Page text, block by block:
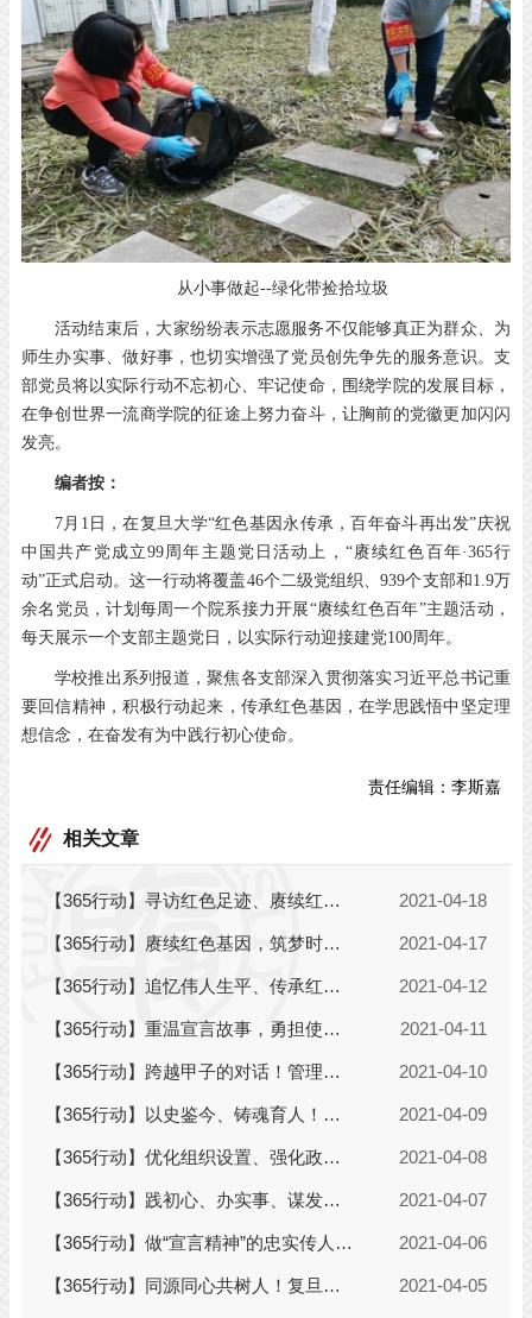
从小事做起--绿化带捡拾垃圾
活动结束后，大家纷纷表示志愿服务不仅能够真正为群众、为
师生办实事、做好事，也切实增强了党员创先争先的服务意识。支
部党员将以实际行动不忘初心、牢记使命，围绕学院的发展目标，
在争创世界一流商学院的征途上努力奋斗，让胸前的党徽更加闪闪
发亮。
编者按：
7月1日，在复旦大学“红色基因永传承，百年奋斗再出发”庆祝
中国共产党成立99周年主题党日活动上，“赓续红色百年·365行
动”正式启动。这一行动将覆盖46个二级党组织、939个支部和1.9万
余名党员，计划每周一个院系接力开展“赓续红色百年”主题活动，
每天展示一个支部主题党日，以实际行动迎接建党100周年。
学校推出系列报道，聚焦各支部深入贯彻落实习近平总书记重
要回信精神，积极行动起来，传承红色基因，在学思践悟中坚定理
想信念，在奋发有为中践行初心使命。
责任编辑： 李斯嘉
相关文章